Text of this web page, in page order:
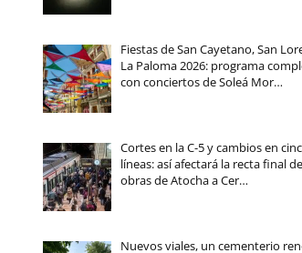
Fiestas de San Cayetano, San
La Paloma 2026: programa
con conciertos de Soleá Mor…
Cortes en la C-5 y cambios en
líneas: así afectará la recta final
obras de Atocha a Cer…
Nuevos viales, un cementerio